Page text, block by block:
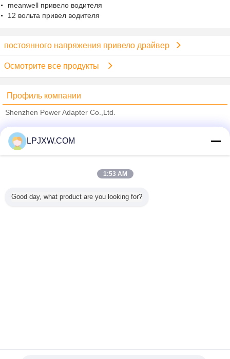
meanwell привело водителя
12 вольта привел водителя
постоянного напряжения привело драйвер
Осмотрите все продукты
Профиль компании
Shenzhen Power Adapter Co.,Ltd.
Trust Seal
Verified Suplier
Все продукты
LPJXW.COM
1:53 AM
Good day, what product are you looking for?